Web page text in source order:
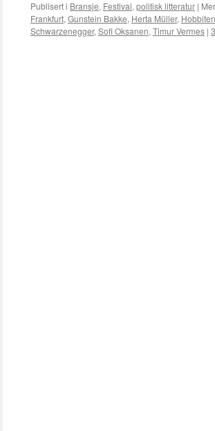
Publisert i Bransje, Festival, politisk litteratur |
Frankfurt, Gunstein Bakke, Herta Müller, Hobbiten
Schwarzenegger, Sofi Oksanen, Timur Vermes |